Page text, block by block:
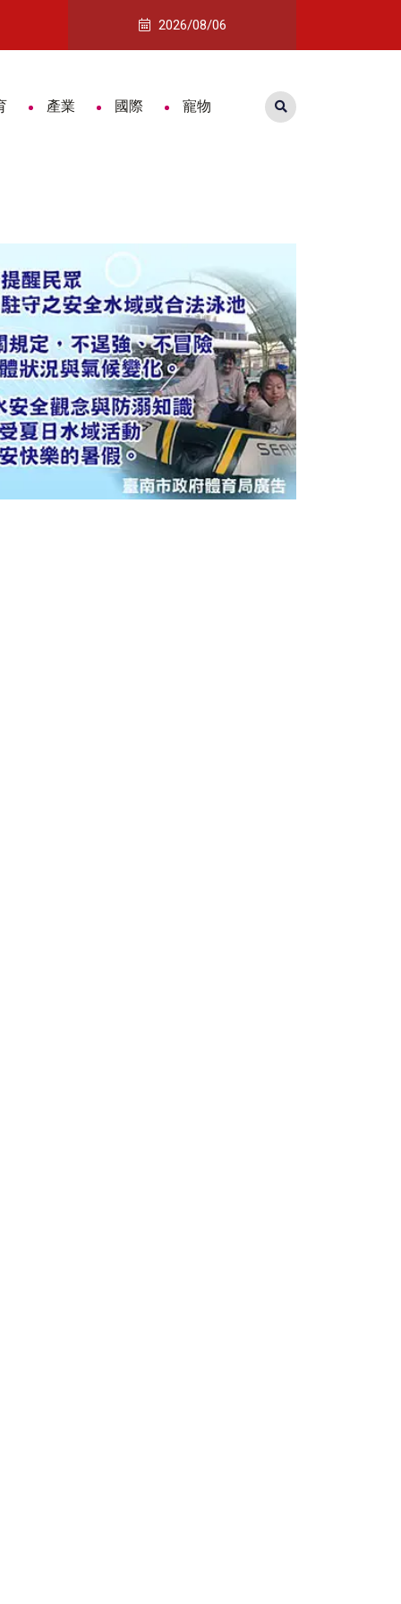
運毒 查扣逾1公斤愷他命 嘉藥打造消防人才搖籃 15人通過國考
2026/08/06
產業 國際 寵物